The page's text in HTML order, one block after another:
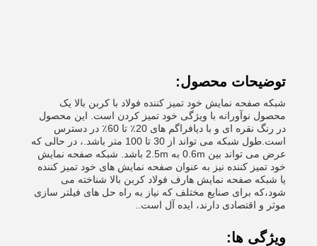
توضیحات محصول:
شبکه صفحه نمایش خود تمیز کننده فولاد با کربن بالا یک
محصول نوآورانه با ویژگی خود تمیز کردن است. این محصول
در رنگ نقره ای و با دیافراگم های 20٪ تا 60٪ در دسترس
است.طول شبکه می تواند از 30 تا 100 متر باشد.، در حالی که
عرض می تواند بین 0.6m به 2.5m باشد. شبکه صفحه نمایش
خود تمیز کننده نیز به عنوان صفحه نمایش های خود تمیز کننده
یا شبکه صفحه نمایش هارف فولاد کربن بالا شناخته می
شود،که برای صنایع مختلف که نیاز به راه حل های فیلتر سازی
موثر و اقتصادی دارند، ایده آل است..
ویژگی ها: